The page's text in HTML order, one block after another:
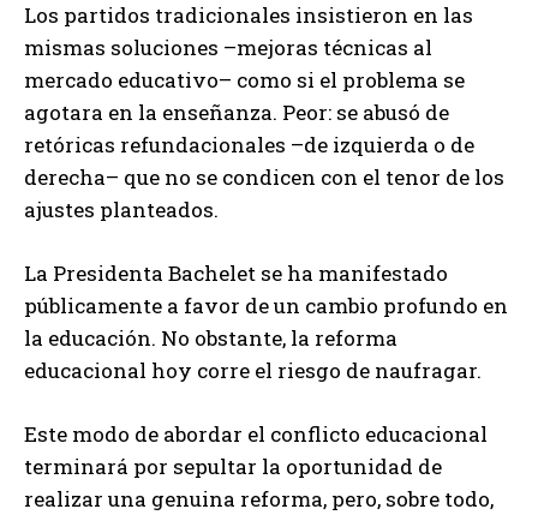
Los partidos tradicionales insistieron en las
mismas soluciones –mejoras técnicas al
mercado educativo– como si el problema se
agotara en la enseñanza. Peor: se abusó de
retóricas refundacionales –de izquierda o de
derecha– que no se condicen con el tenor de los
ajustes planteados.
La Presidenta Bachelet se ha manifestado
públicamente a favor de un cambio profundo en
la educación. No obstante, la reforma
educacional hoy corre el riesgo de naufragar.
Este modo de abordar el conflicto educacional
terminará por sepultar la oportunidad de
realizar una genuina reforma, pero, sobre todo,